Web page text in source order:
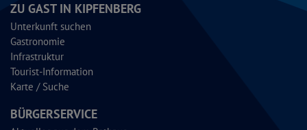
ZU GAST IN KIPFENBERG
Unterkunft suchen
Gastronomie
Infrastruktur
Tourist-Information
Karte / Suche
BÜRGERSERVICE